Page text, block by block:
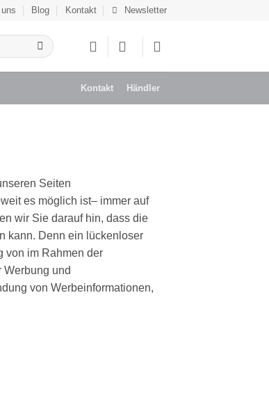
Blog Kontakt Newsletter
Kontakt Händler
Seiten
es möglich ist– immer auf
wir Sie darauf hin, dass die
kann. Denn ein lückenloser
von im Rahmen der
Werbung und
von Werbeinformationen,